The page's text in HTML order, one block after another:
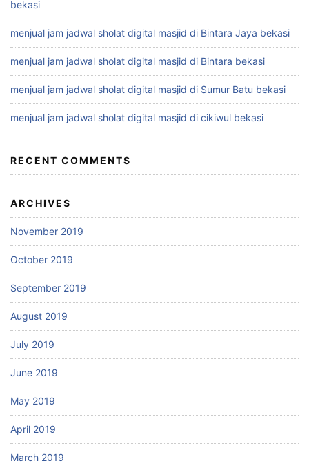
bekasi
menjual jam jadwal sholat digital masjid di Bintara Jaya bekasi
menjual jam jadwal sholat digital masjid di Bintara bekasi
menjual jam jadwal sholat digital masjid di Sumur Batu bekasi
menjual jam jadwal sholat digital masjid di cikiwul bekasi
RECENT COMMENTS
ARCHIVES
November 2019
October 2019
September 2019
August 2019
July 2019
June 2019
May 2019
April 2019
March 2019